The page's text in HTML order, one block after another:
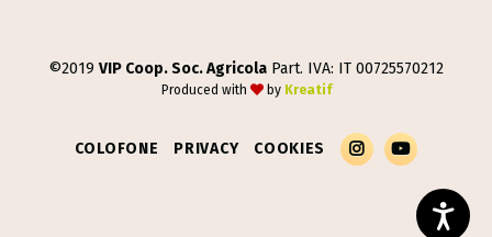
©2019 VIP Coop. Soc. Agricola Part. IVA: IT 00725570212
Produced with by Kreatif
COLOFONE PRIVACY COOKIES
Esplora Il Profilo Instagram Di Melambrosia
Guarda I Contenuti Video Sul Canale YouTube